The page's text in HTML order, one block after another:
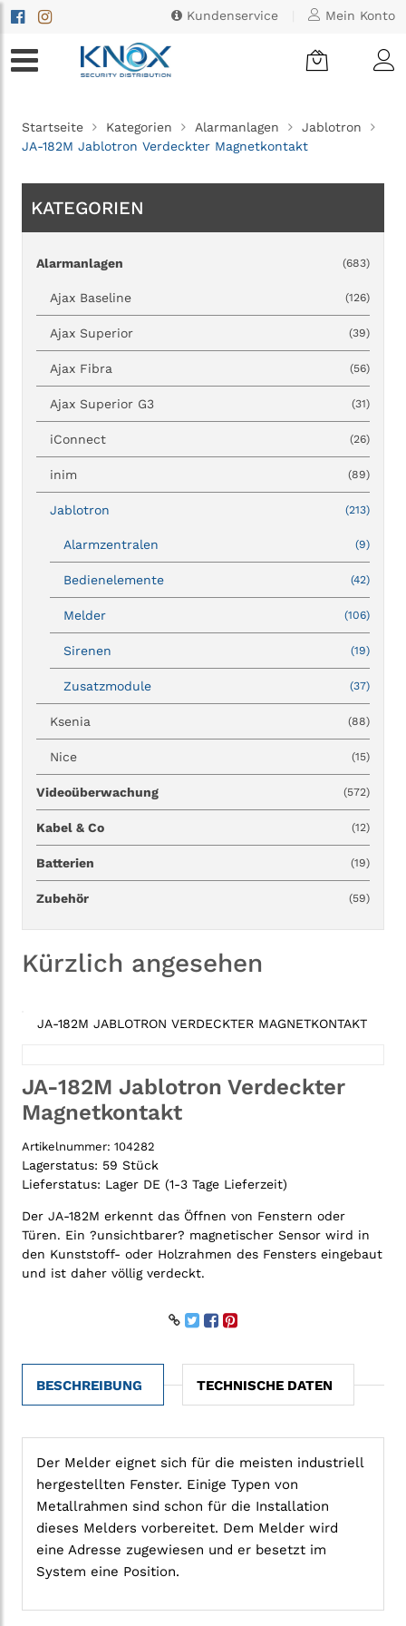
Kundenservice Mein Konto
Startseite Kategorien Alarmanlagen
Jablotron
JA-182M Jablotron Verdeckter Magnetkontakt
KATEGORIEN
Alarmanlagen (683)
Ajax Baseline (126)
Ajax Superior (39)
Ajax Fibra (56)
Ajax Superior G3 (31)
iConnect (26)
inim (89)
Jablotron (213)
Alarmzentralen (9)
Bedienelemente (42)
Melder (106)
Sirenen (19)
Zusatzmodule (37)
Ksenia (88)
Nice (15)
Videoüberwachung (572)
Kabel & Co (12)
Batterien (19)
Zubehör (59)
Kürzlich angesehen
JA-182M JABLOTRON VERDECKTER MAGNETKONTAKT
JA-182M Jablotron Verdeckter
Magnetkontakt
Artikelnummer: 104282
Lagerstatus: 59 Stück
Lieferstatus: Lager DE (1-3 Tage Lieferzeit)
Der JA-182M erkennt das Öffnen von Fenstern oder
Türen. Ein ?unsichtbarer? magnetischer Sensor wird in
den Kunststoff- oder Holzrahmen des Fensters eingebaut
und ist daher völlig verdeckt.
BESCHREIBUNG TECHNISCHE DATEN
Der Melder eignet sich für die meisten industriell
hergestellten Fenster. Einige Typen von
Metallrahmen sind schon für die Installation
dieses Melders vorbereitet. Dem Melder wird
eine Adresse zugewiesen und er besetzt im
System eine Position.